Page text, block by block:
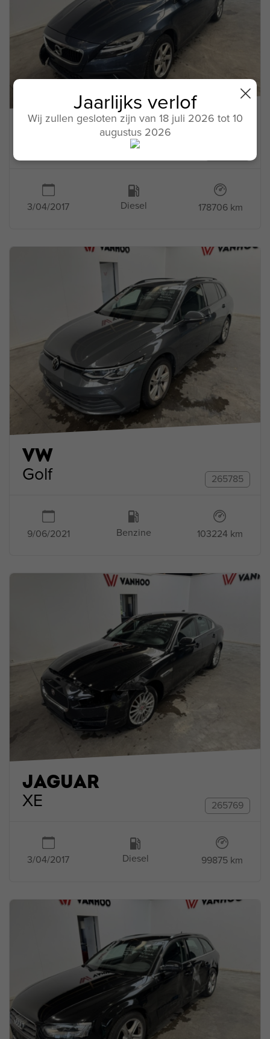
VOLVO
3/04/2017 Diesel 178706 km
VW
Golf 265785
9/06/2021 Benzine 103224 km
JAGUAR
XE 265769
3/04/2017 Diesel 99875 km
Jaarlijks verlof
Wij zullen gesloten zijn van 18 juli 2026 tot 10
augustus 2026